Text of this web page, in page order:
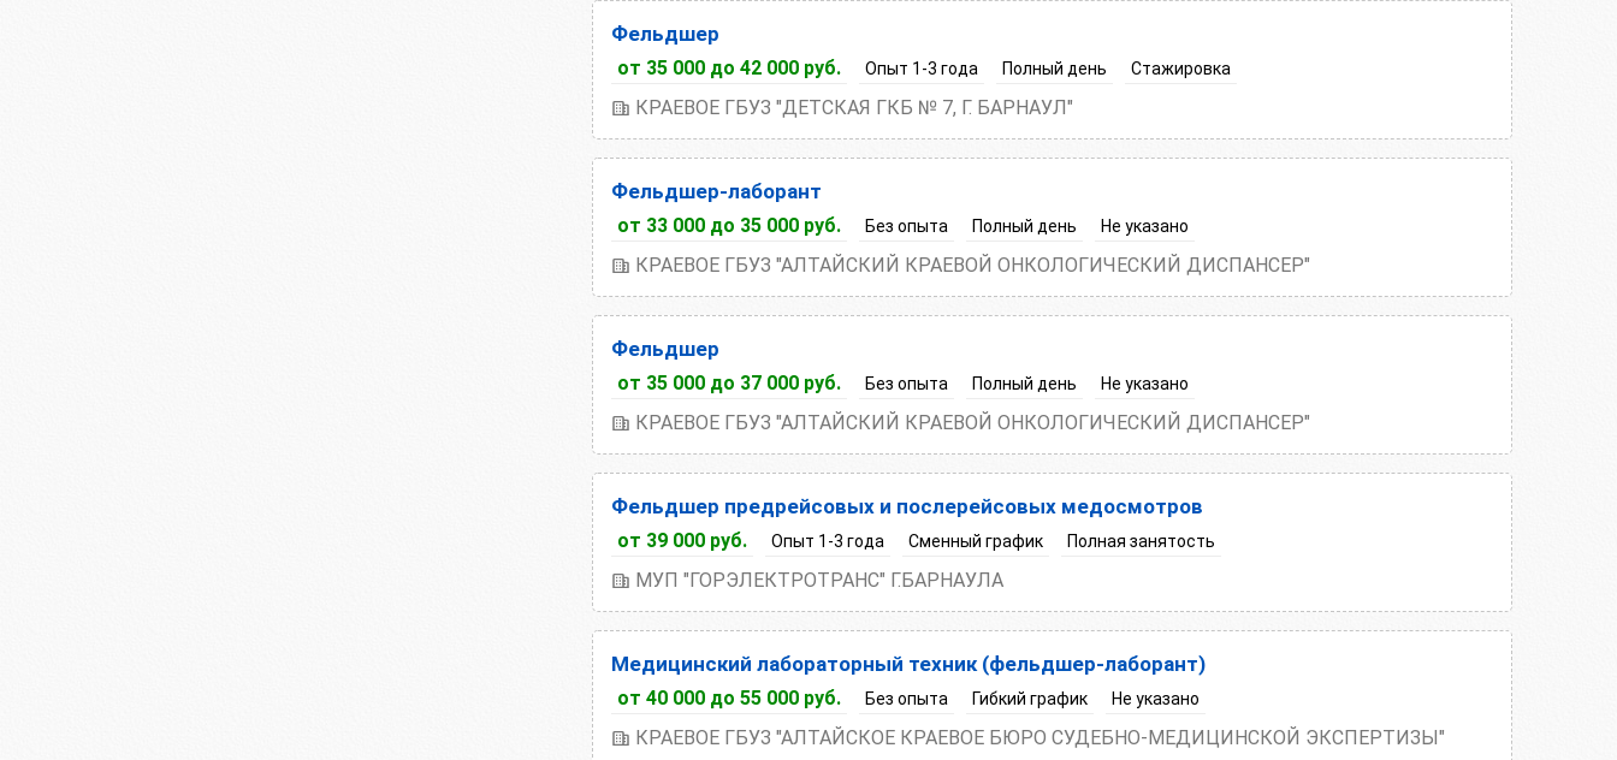
Фельдшер
от 35 000 до 42 000 руб. Опыт 1-3 года Полный день Стажировка
КРАЕВОЕ ГБУЗ "ДЕТСКАЯ ГКБ № 7, Г. БАРНАУЛ"
Фельдшер-лаборант
от 33 000 до 35 000 руб. Без опыта Полный день Не указано
КРАЕВОЕ ГБУЗ "АЛТАЙСКИЙ КРАЕВОЙ ОНКОЛОГИЧЕСКИЙ ДИСПАНСЕР"
Фельдшер
от 35 000 до 37 000 руб. Без опыта Полный день Не указано
КРАЕВОЕ ГБУЗ "АЛТАЙСКИЙ КРАЕВОЙ ОНКОЛОГИЧЕСКИЙ ДИСПАНСЕР"
Фельдшер предрейсовых и послерейсовых медосмотров
от 39 000 руб. Опыт 1-3 года Сменный график Полная занятость
МУП "ГОРЭЛЕКТРОТРАНС" Г.БАРНАУЛА
Медицинский лабораторный техник (фельдшер-лаборант)
от 40 000 до 55 000 руб. Без опыта Гибкий график Не указано
КРАЕВОЕ ГБУЗ "АЛТАЙСКОЕ КРАЕВОЕ БЮРО СУДЕБНО-МЕДИЦИНСКОЙ ЭКСПЕРТИЗЫ"